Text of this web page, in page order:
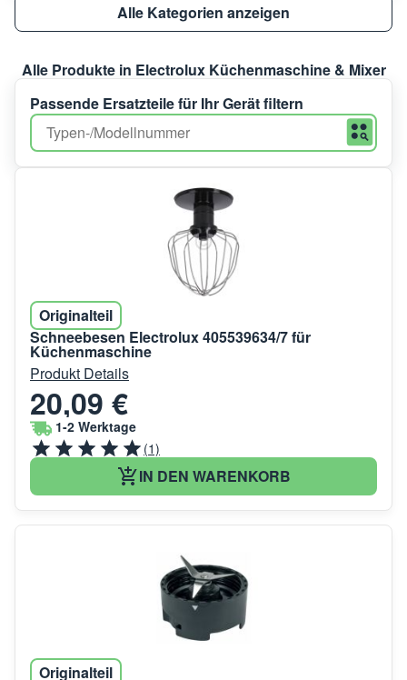
Alle Kategorien anzeigen
Alle Produkte in Electrolux Küchenmaschine & Mixer
Passende Ersatzteile für Ihr Gerät filtern
Originalteil
Schneebesen Electrolux 405539634/7 für
Küchenmaschine
Produkt Details
20,09 €
1-2 Werktage
(1)
IN DEN WARENKORB
Originalteil